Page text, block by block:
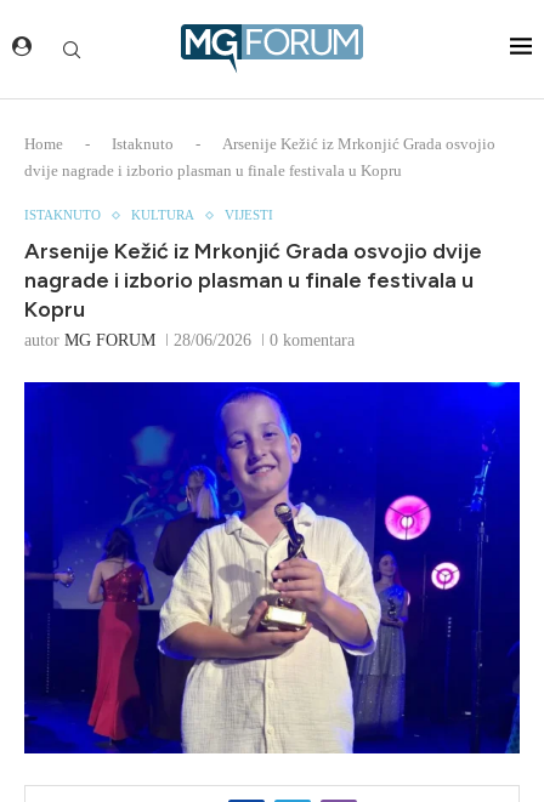
Home - Istaknuto -
Arsenije Kežić iz Mrkonjić Grada osvojio
dvije nagrade i izborio plasman u finale festivala u Kopru
ISTAKNUTO KULTURA VIJESTI
Arsenije Kežić iz Mrkonjić Grada osvojio dvije
nagrade i izborio plasman u finale festivala u
Kopru
autor MG FORUM 28/06/2026 0 komentara